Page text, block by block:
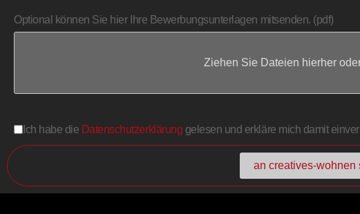
Optional können Sie hier Ihre Bewerbungsunterlagen mitsenden. (pdf)
Ziehen Sie Dateien hierher
Ich habe die Datenschutzerklärung gelesen und erkläre mich damit
an creatives-wohnen